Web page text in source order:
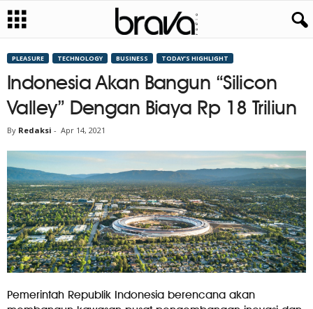
PLEASURE TECHNOLOGY BUSINESS TODAY’S HIGHLIGHT
Indonesia Akan Bangun “Silicon
Valley” Dengan Biaya Rp 18 Triliun
By Redaksi - Apr 14, 2021
Pemerintah Republik Indonesia berencana akan